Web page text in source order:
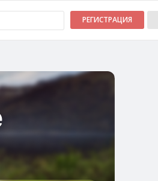
РЕГИСТРАЦИЯ